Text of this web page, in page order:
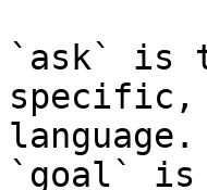
`ask` is
specific,
language.
`goal` is